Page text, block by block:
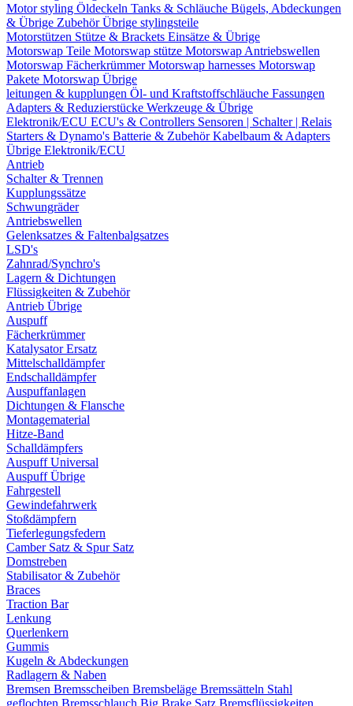
Motor styling Öldeckeln Tanks & Schläuche Bügels, Abdeckungen
& Übrige ZubehörÜbrige stylingsteile
Motorstützen Stütze & Brackets Einsätze & Übrige
Motorswap Teile Motorswap stütze Motorswap Antriebswellen
Motorswap FächerkrümmerMotorswap harnesses Motorswap
Pakete Motorswap Übrige
leitungen & kupplungen Öl- und Kraftstoffschläuche Fassungen
Adapters & Reduzierstücke Werkzeuge & Übrige
Elektronik/ECU ECU's & Controllers Sensoren | Schalter | Relais
Starters & Dynamo's Batterie & ZubehörKabelbaum & Adapters
Übrige Elektronik/ECU
Antrieb
Schalter & Trennen
Kupplungssätze
Schwungräder
Antriebswellen
Gelenksatzes & Faltenbalgsatzes
LSD's
Zahnrad/Synchro's
Lagern & Dichtungen
Flüssigkeiten & Zubehör
Antrieb Übrige
Auspuff
Fächerkrümmer
Katalysator Ersatz
Mittelschalldämpfer
Endschalldämpfer
Auspuffanlagen
Dichtungen & Flansche
Montagematerial
Hitze-Band
Schalldämpfers
Auspuff Universal
Auspuff Übrige
Fahrgestell
Gewindefahrwerk
Stoßdämpfern
Tieferlegungsfedern
Camber Satz & Spur Satz
Domstreben
Stabilisator & Zubehör
Braces
Traction Bar
Lenkung
Querlenkern
Gummis
Kugeln & Abdeckungen
Radlagern & Naben
Bremsen Bremsscheiben Bremsbeläge Bremssätteln Stahl
geflochten Bremsschlauch Big Brake Satz Bremsflüssigkeiten